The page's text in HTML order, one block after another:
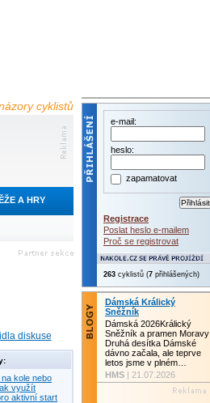
cyklistů
A HRY
diskuse
kole nebo
využít
aktivní start
e-mail:
heslo:
zapamatovat
Registrace
Poslat heslo e-mailem
Proč se registrovat
263 cyklistů (7 přihlášených)
Dámská Králický
Sněžník
Dámská 2026Králický
Sněžník a pramen Moravy
Druhá desítka Dámské
dávno začala, ale teprve
letos jsme v plném…
HMS | 21.07.2026